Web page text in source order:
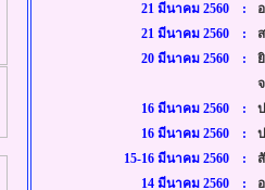
21 มีนาคม 2560 :
21 มีนาคม 2560 :
20 มีนาคม 2560 :
16 มีนาคม 2560 :
16 มีนาคม 2560 :
15-16 มีนาคม 2560 :
14 มีนาคม 2560 :